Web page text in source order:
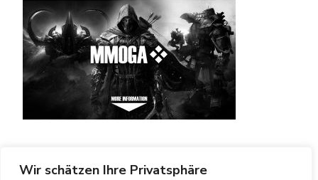
Wir schätzen Ihre Privatsphäre